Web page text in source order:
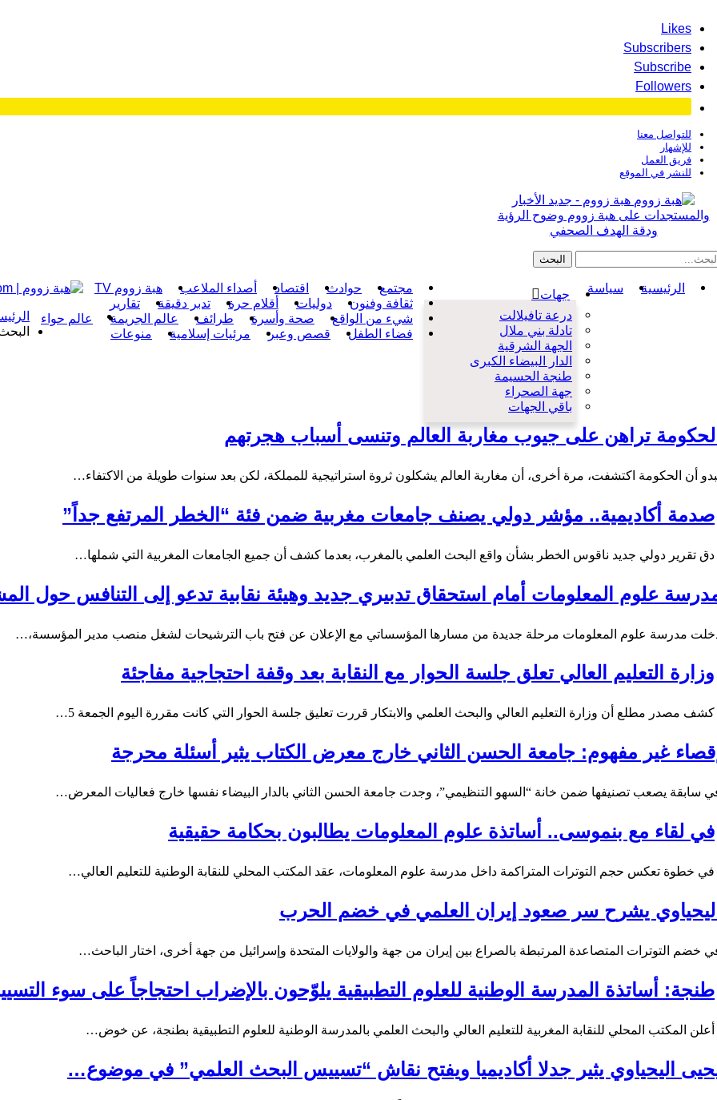
Likes
Subscribers
Subscribe
Followers
للتواصل معنا
للإشهار
فريق العمل
للنشر في الموقع
هبة زووم - جديد الأخبار
والمستجدات على هبة زووم وضوح الرؤية
ودقة الهدف الصحفي
الرئيسية سياسة
جهات
درعة تافيلالت
تادلة بني ملال
الجهة الشرقية
الدار البيضاء الكبرى
طنجة الحسيمة
جهة الصحراء
باقي الجهات
مجتمع حوادث اقتصاد أصداء الملاعب
هبة زووم TV
ثقافة وفنون
دوليات أقلام حرة تدبر دقيقة
تقارير
شيء من الواقع
صحة وأسرة طرائف عالم الجريمة
عالم حواء
فضاء الطفل
قصص وعبر مرئيات إسلامية منوعات
تراهن على جيوب مغاربة العالم وتنسى أسباب هجرتهم
أن الحكومة اكتشفت، مرة أخرى، أن مغاربة العالم يشكلون ثروة استراتيجية للمملكة، لكن بعد سنوات طويلة من الاكتفاء…
صدمة أكاديمية.. مؤشر دولي يصنف جامعات مغربية ضمن فئة “الخطر المرتفع جداً”
دق تقرير دولي جديد ناقوس الخطر بشأن واقع البحث العلمي بالمغرب، بعدما كشف أن جميع الجامعات المغربية التي شملها…
علوم المعلومات أمام استحقاق تدبيري جديد وهيئة نقابية تدعو إلى التنافس حول
مدرسة علوم المعلومات مرحلة جديدة من مسارها المؤسساتي مع الإعلان عن فتح باب الترشيحات لشغل منصب مدير المؤسسة،…
وزارة التعليم العالي تعلق جلسة الحوار مع النقابة بعد وقفة احتجاجية مفاجئة
كشف مصدر مطلع أن وزارة التعليم العالي والبحث العلمي والابتكار قررت تعليق جلسة الحوار التي كانت مقررة اليوم الجمعة 5…
غير مفهوم: جامعة الحسن الثاني خارج معرض الكتاب يثير أسئلة محرجة
سابقة يصعب تصنيفها ضمن خانة “السهو التنظيمي”، وجدت جامعة الحسن الثاني بالدار البيضاء نفسها خارج فعاليات المعرض…
في لقاء مع بنموسى.. أساتذة علوم المعلومات يطالبون بحكامة حقيقية
في خطوة تعكس حجم التوترات المتراكمة داخل مدرسة علوم المعلومات، عقد المكتب المحلي للنقابة الوطنية للتعليم العالي…
يشرح سر صعود إيران العلمي في خضم الحرب
خضم التوترات المتصاعدة المرتبطة بالصراع بين إيران من جهة والولايات المتحدة وإسرائيل من جهة أخرى، اختار الباحث…
طنجة: أساتذة المدرسة الوطنية للعلوم التطبيقية يلوّحون بالإضراب احتجاجاً على سوء
أعلن المكتب المحلي للنقابة المغربية للتعليم العالي والبحث العلمي بالمدرسة الوطنية للعلوم التطبيقية بطنجة، عن خوض…
اليحياوي يثير جدلا أكاديميا ويفتح نقاش “تسييس البحث العلمي” في موضوع…